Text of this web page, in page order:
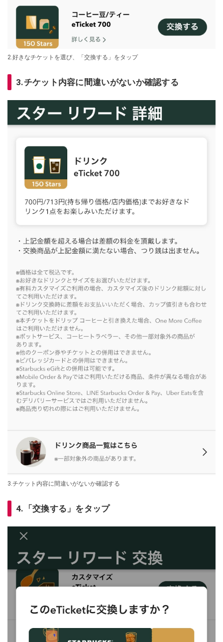
2.好きなチケットを選び、「交換する」をタップ
3.チケット内容に間違いがないか確認する
3.チケット内容に間違いがないか確認する
4.「交換する」をタップ